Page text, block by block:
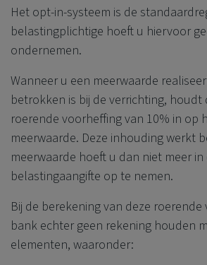
Het opt-in-systeem is de
belastingplichtige hoeft u hiervoor
ondernemen.
Wanneer u een meerwaarde
betrokken is bij de verrichting, houdt
roerende voorheffing van 10% in op
meerwaarde. Deze inhouding werkt
meerwaarde hoeft u dan niet meer in
belastingaangifte op te nemen.
Bij de berekening van deze
bank echter geen rekening houden
elementen, waaronder: